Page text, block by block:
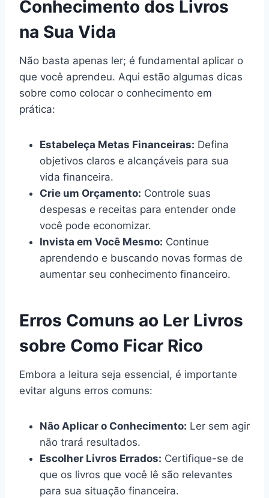
Conhecimento dos Livros
na Sua Vida
Não basta apenas ler; é fundamental aplicar o
que você aprendeu. Aqui estão algumas dicas
sobre como colocar o conhecimento em
prática:
Estabeleça Metas Financeiras: Defina
objetivos claros e alcançáveis para sua
vida financeira.
Crie um Orçamento: Controle suas
despesas e receitas para entender onde
você pode economizar.
Invista em Você Mesmo: Continue
aprendendo e buscando novas formas de
aumentar seu conhecimento financeiro.
Erros Comuns ao Ler Livros
sobre Como Ficar Rico
Embora a leitura seja essencial, é importante
evitar alguns erros comuns:
Não Aplicar o Conhecimento: Ler sem agir
não trará resultados.
Escolher Livros Errados: Certifique-se de
que os livros que você lê são relevantes
para sua situação financeira.